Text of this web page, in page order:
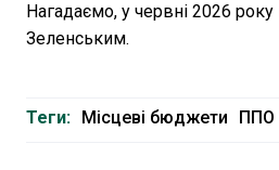
Нагадаємо, у червні 2026 року
Зеленським.
Теги: Місцеві бюджети ППО